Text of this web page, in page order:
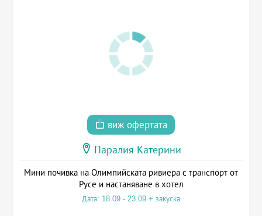
виж офертата
Паралия Катерини
Мини почивка на Олимпийската ривиера с транспорт от
Русе и настаняване в хотел
Дата: 18.09 - 23.09 + закуска